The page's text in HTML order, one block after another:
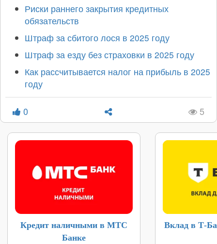
Риски раннего закрытия кредитных
обязательств
Штраф за сбитого лося в 2025 году
Штраф за езду без страховки в 2025 году
Как рассчитывается налог на прибыль в 2025
году
0 5
Кредит наличными в МТС
Банке
Вклад в Т-